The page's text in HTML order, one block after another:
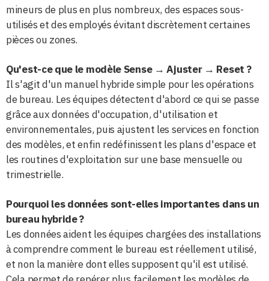
mineurs de plus en plus nombreux, des espaces sous-
utilisés et des employés évitant discrètement certaines
pièces ou zones.
Qu'est-ce que le modèle Sense → Ajuster → Reset ?
Il s'agit d'un manuel hybride simple pour les opérations
de bureau. Les équipes détectent d'abord ce qui se passe
grâce aux données d'occupation, d'utilisation et
environnementales, puis ajustent les services en fonction
des modèles, et enfin redéfinissent les plans d'espace et
les routines d'exploitation sur une base mensuelle ou
trimestrielle.
Pourquoi les données sont-elles importantes dans un
bureau hybride ?
Les données aident les équipes chargées des installations
à comprendre comment le bureau est réellement utilisé,
et non la manière dont elles supposent qu'il est utilisé.